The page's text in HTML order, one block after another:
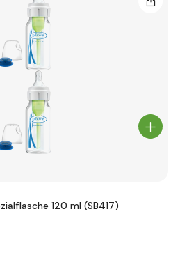
120 ml (SB417)